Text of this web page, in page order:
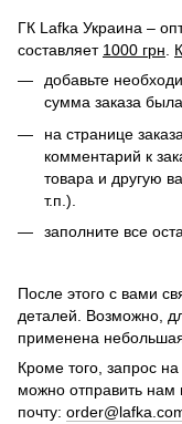
ГК Lafka Украина –
составляет 1000 грн.
добавьте
сумма заказа
на странице
комментарий к
товара и другую
т.п.).
заполните все
После этого с вами
деталей. Возможно,
применена
Кроме того, запрос
можно отправить нам
почту: